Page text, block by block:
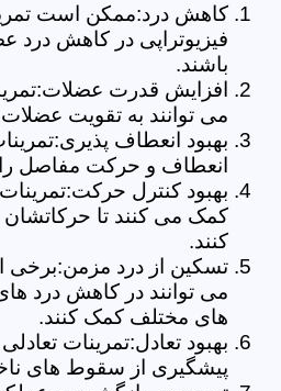
کاهش درد:ممکن است
فیزیوتراپی در کاهش درد
باشند.
افزایش قدرت
می توانند به تقویت
بهبود انعطاف
انعطاف و حرکت مفاصل را
بهبود کنترل
کمک می کنند تا حرکاتشان
کنند.
تسکین از درد مزمن:برخی
می توانند در کاهش درد
های مختلف کمک کنند.
بهبود تعادل:تمرینات
پیشگیری از سقوط های